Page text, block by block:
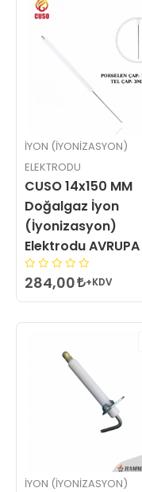
İYON (İYONIZASYON)
ELEKTRODU
CUSO 14x150 MM
Doğalgaz İyon
(İyonizasyon)
Elektrodu AVRUPA
284,00 +KDV
İYON (İYONIZASYON)